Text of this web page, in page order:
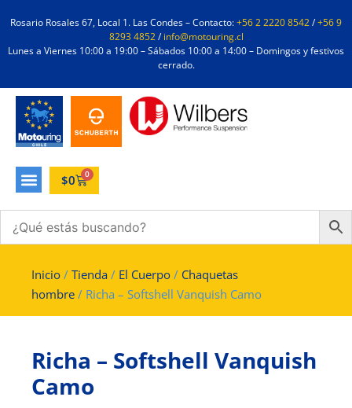
Rosario Rosales 67, Local 1. Las Condes – Contacto:+56 2 2220 8542/+56 9
8293 4852/info@motouring.cl
Lunes a Viernes 10:00 a 19:00 – Sábados 10:00 a 14:00 – Domingos y festivos
cerrado.
$0 0
Inicio / Tienda / El Cuerpo / Chaquetas
hombre / Richa – Softshell Vanquish Camo
Richa – Softshell Vanquish
Camo